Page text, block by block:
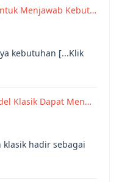
Menjawab Kebut…
kebutuhan [...Klik
Klasik Dapat Men…
hadir sebagai